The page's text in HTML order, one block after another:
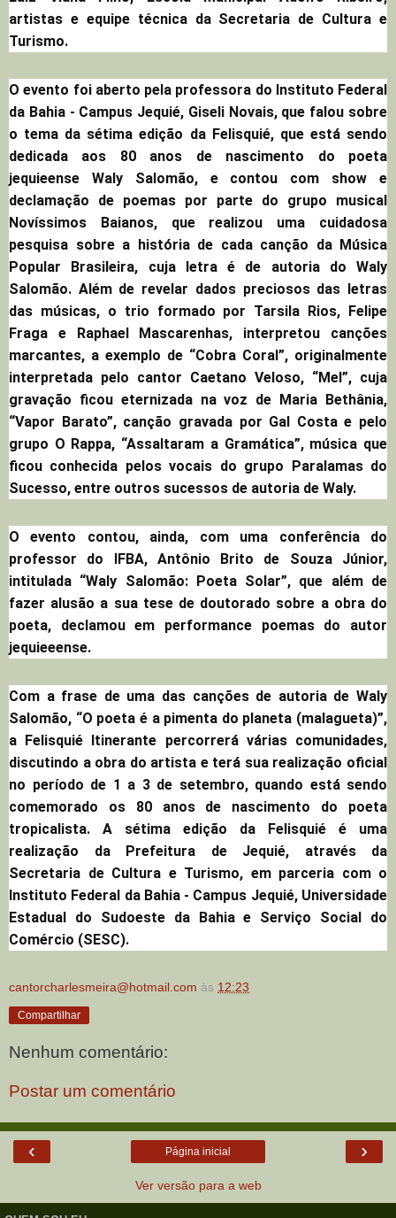
artistas e equipe técnica da Secretaria de Cultura e
Turismo.
O evento foi aberto pela professora do Instituto Federal
da Bahia - Campus Jequié, Giseli Novais, que falou sobre
o tema da sétima edição da Felisquié, que está sendo
dedicada aos 80 anos de nascimento do poeta
jequieense Waly Salomão, e contou com show e
declamação de poemas por parte do grupo musical
Novíssimos Baianos, que realizou uma cuidadosa
pesquisa sobre a história de cada canção da Música
Popular Brasileira, cuja letra é de autoria do Waly
Salomão. Além de revelar dados preciosos das letras
das músicas, o trio formado por Tarsila Rios, Felipe
Fraga e Raphael Mascarenhas, interpretou canções
marcantes, a exemplo de “Cobra Coral”, originalmente
interpretada pelo cantor Caetano Veloso, “Mel”, cuja
gravação ficou eternizada na voz de Maria Bethânia,
“Vapor Barato”, canção gravada por Gal Costa e pelo
grupo O Rappa, “Assaltaram a Gramática”, música que
ficou conhecida pelos vocais do grupo Paralamas do
Sucesso, entre outros sucessos de autoria de Waly.
O evento contou, ainda, com uma conferência do
professor do IFBA, Antônio Brito de Souza Júnior,
intitulada “Waly Salomão: Poeta Solar”, que além de
fazer alusão a sua tese de doutorado sobre a obra do
poeta, declamou em performance poemas do autor
jequieeense.
Com a frase de uma das canções de autoria de Waly
Salomão, “O poeta é a pimenta do planeta (malagueta)”,
a Felisquié Itinerante percorrerá várias comunidades,
discutindo a obra do artista e terá sua realização oficial
no período de 1 a 3 de setembro, quando está sendo
comemorado os 80 anos de nascimento do poeta
tropicalista. A sétima edição da Felisquié é uma
realização da Prefeitura de Jequié, através da
Secretaria de Cultura e Turismo, em parceria com o
Instituto Federal da Bahia - Campus Jequié, Universidade
Estadual do Sudoeste da Bahia e Serviço Social do
Comércio (SESC).
cantorcharlesmeira@hotmail.com às 12:23
Compartilhar
Nenhum comentário:
Postar um comentário
‹ ›
Página inicial
Ver versão para a web